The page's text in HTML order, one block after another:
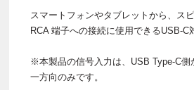
スマートフォンやタブレットから、ス
RCA 端子への接続に使用できるUSB-C
※本製品の信号入力は、USB Type-C側
一方向のみです。